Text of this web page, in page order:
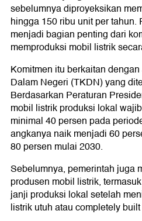
sebelumnya diproyeksikan
hingga 150 ribu unit per
menjadi bagian penting dari
memproduksi mobil listrik
Komitmen itu berkaitan
Dalam Negeri (TKDN) yang
Berdasarkan Peraturan
mobil listrik produksi lokal
minimal 40 persen pada
angkanya naik menjadi 60
80 persen mulai 2030.
Sebelumnya, pemerintah juga
produsen mobil listrik,
janji produksi lokal setelah
listrik utuh atau completely